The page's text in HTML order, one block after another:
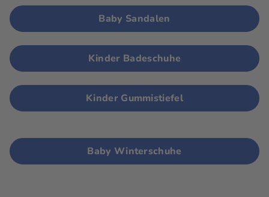
Baby Sandalen
Kinder Badeschuhe
Kinder Gummistiefel
Baby Winterschuhe